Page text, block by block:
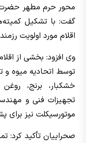
محور حرم مطهر
گفت: با تشکیل
اقلام مورد اولویت
وی افزود: بخشی از
توسط اتحادیه میوه
خشکبار، برنج،
تجهیزات فنی و
موتورسیکلت نیز برای
صحراییان تأکید کرد: